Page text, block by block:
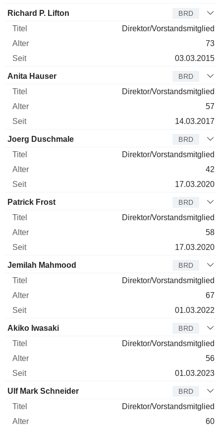
Richard P. Lifton BRD
Direktor/Vorstandsmitglied
73
03.03.2015
Anita Hauser BRD
Direktor/Vorstandsmitglied
57
14.03.2017
Joerg Duschmale BRD
Direktor/Vorstandsmitglied
42
17.03.2020
Patrick Frost BRD
Direktor/Vorstandsmitglied
58
17.03.2020
Jemilah Mahmood BRD
Direktor/Vorstandsmitglied
67
01.03.2022
Akiko Iwasaki BRD
Direktor/Vorstandsmitglied
56
01.03.2023
Ulf Mark Schneider BRD
Direktor/Vorstandsmitglied
60